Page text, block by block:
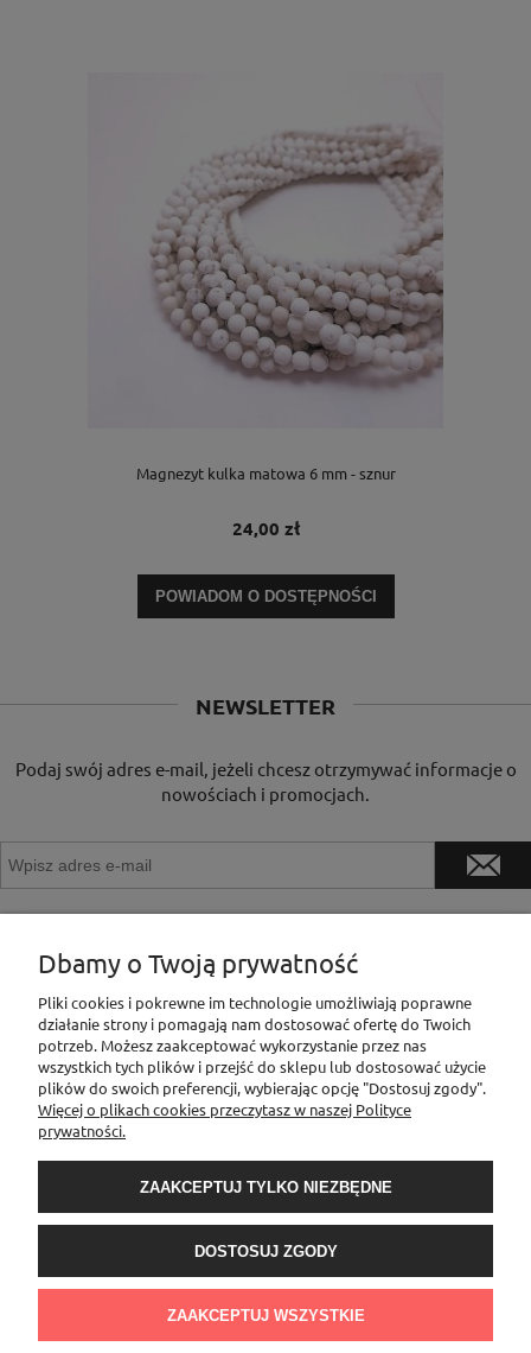
Magnezyt kulka matowa 6 mm - sznur
24,00 zł
POWIADOM O DOSTĘPNOŚCI
NEWSLETTER
Podaj swój adres e-mail, jeżeli chcesz otrzymywać informacje o
nowościach i promocjach.
MOJE KONTO
O NAS
Sklep Elementownia |Al. Niepodległości 76/78, 02-626 Warszawa, woj.
Jesionkiewicz-Branas NIP: 1231122407 l REGON: 541058992
Dbamy o Twoją prywatność
Pliki cookies i pokrewne im technologie umożliwiają poprawne
działanie strony i pomagają nam dostosować ofertę do Twoich
potrzeb. Możesz zaakceptować wykorzystanie przez nas
wszystkich tych plików i przejść do sklepu lub dostosować użycie
plików do swoich preferencji, wybierając opcję "Dostosuj zgody".
Więcej o plikach cookies przeczytasz w naszej Polityce
prywatności.
ZAAKCEPTUJ TYLKO NIEZBĘDNE
DOSTOSUJ ZGODY
ZAAKCEPTUJ WSZYSTKIE